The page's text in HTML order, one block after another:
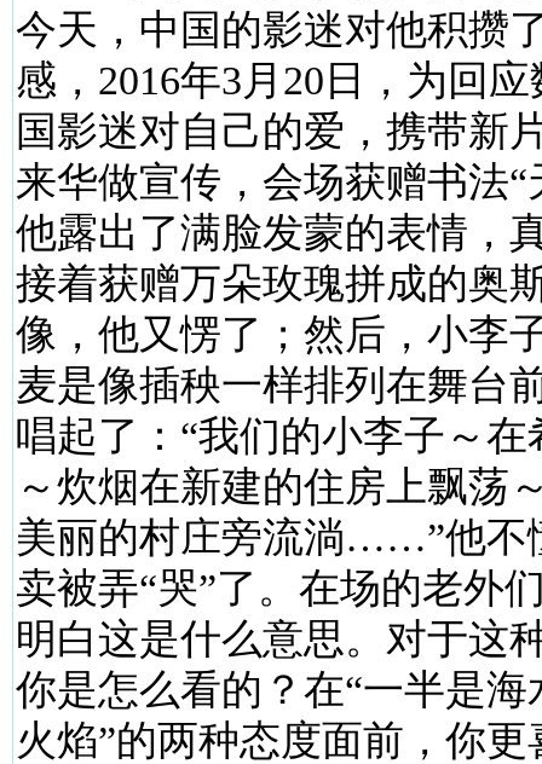
今天，中国的影迷对他积攒
感，2016年3月20日，为回
国影迷对自己的爱，携带新
来华做宣传，会场获赠书法“
他露出了满脸发蒙的表情，
接着获赠万朵玫瑰拼成的奥
像，他又愣了；然后，小李
麦是像插秧一样排列在舞台
唱起了：“我们的小李子～
～炊烟在新建的住房上飘荡
美丽的村庄旁流淌……”他不
卖被弄“哭”了。在场的老外
明白这是什么意思。对于这
你是怎么看的？在“一半是海
火焰”的两种态度面前，你